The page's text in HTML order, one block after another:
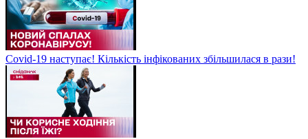
Covid-19 наступає! Кількість інфікованих збільшилася в рази!